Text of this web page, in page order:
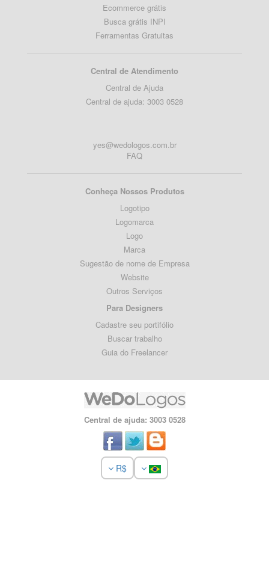
Ecommerce grátis
Busca grátis INPI
Ferramentas Gratuitas
Central de Atendimento
Central de Ajuda
Central de ajuda: 3003 0528
yes@wedologos.com.br
FAQ
Conheça Nossos Produtos
Logotipo
Logomarca
Logo
Marca
Sugestão de nome de Empresa
Website
Outros Serviços
Para Designers
Cadastre seu portifólio
Buscar trabalho
Guia do Freelancer
Central de ajuda: 3003 0528
R$